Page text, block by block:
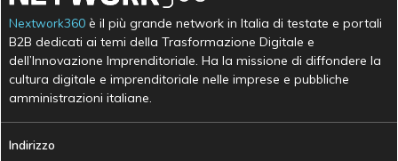
Nextwork360 è il più grande network in Italia di testate e portali
B2B dedicati ai temi della Trasformazione Digitale e
dell’Innovazione Imprenditoriale. Ha la missione di diffondere la
cultura digitale e imprenditoriale nelle imprese e pubbliche
amministrazioni italiane.
Indirizzo